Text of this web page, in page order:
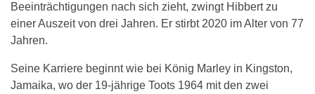
Beeinträchtigungen nach sich zieht, zwingt Hibbert zu
einer Auszeit von drei Jahren. Er stirbt 2020 im Alter von 77
Jahren.
Seine Karriere beginnt wie bei König Marley in Kingston,
Jamaika, wo der 19-jährige Toots 1964 mit den zwei